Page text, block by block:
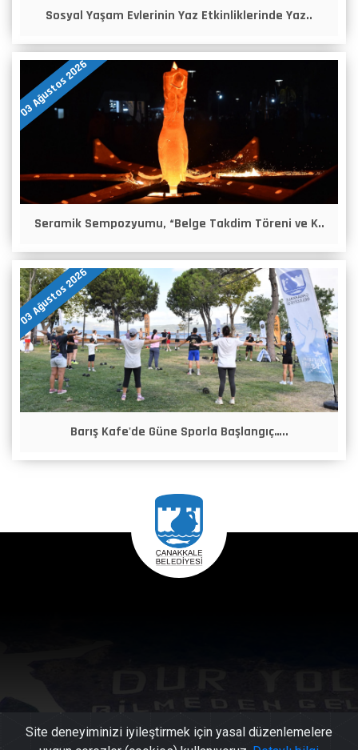
Sosyal Yaşam Evlerinin Yaz Etkinliklerinde Yaz..
03 Ağustos 2026
Seramik Sempozyumu, “Belge Takdim Töreni ve K..
03 Ağustos 2026
Barış Kafe'de Güne Sporla Başlangıç…..
Site deneyiminizi iyileştirmek için yasal düzenlemelere